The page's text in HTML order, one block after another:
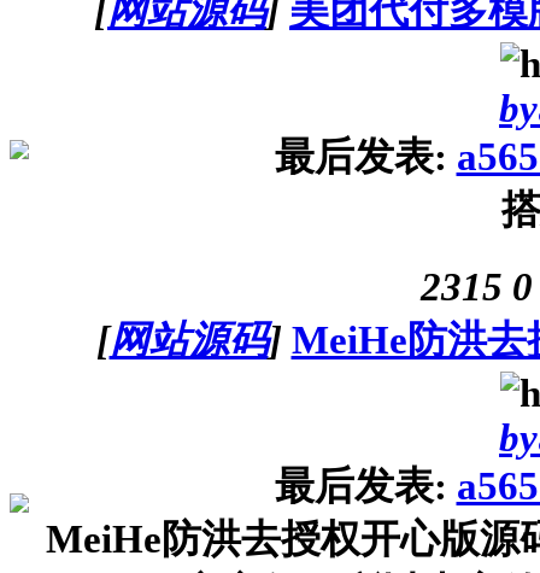
[网站源码] 美团代付多
by
最后发表:
2315 0
[网站源码] MeiHe防洪去
by
最后发表:
MeiHe防洪去授权开心版源